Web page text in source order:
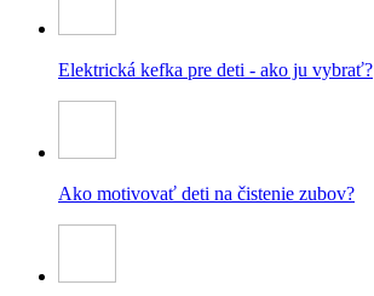
Elektrická kefka pre deti - ako ju vybrať?
Ako motivovať deti na čistenie zubov?